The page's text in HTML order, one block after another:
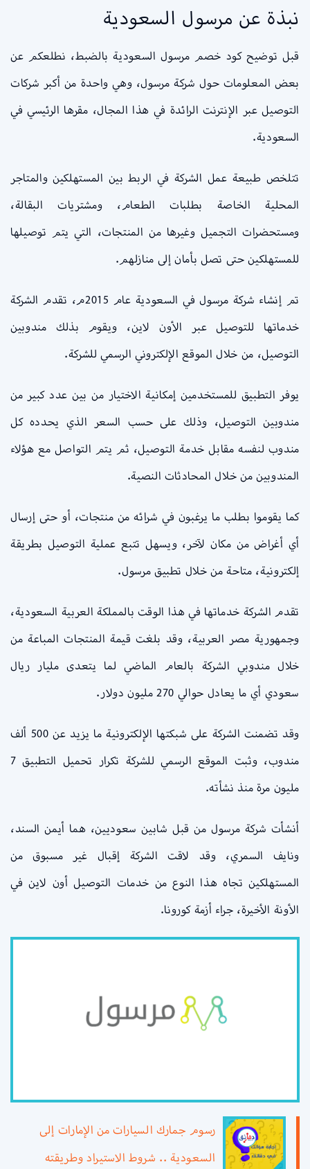
نبذة عن مرسول السعودية
قبل توضيح كود خصم مرسول السعودية بالضبط، نطلعكم عن
بعض المعلومات حول شركة مرسول، وهي واحدة من أكبر شركات
التوصيل عبر الإنترنت الرائدة في هذا المجال، مقرها الرئيسي في
السعودية.
تتلخص طبيعة عمل الشركة في الربط بين المستهلكين والمتاجر
المحلية الخاصة بطلبات الطعام، ومشتريات البقالة،
ومستحضرات التجميل وغيرها من المنتجات، التي يتم توصيلها
للمستهلكين حتى تصل بأمان إلى منازلهم.
تم إنشاء شركة مرسول في السعودية عام 2015م، تقدم الشركة
خدماتها للتوصيل عبر الأون لاين، ويقوم بذلك مندوبين
التوصيل، من خلال الموقع الإلكتروني الرسمي للشركة.
يوفر التطبيق للمستخدمين إمكانية الاختيار من بين عدد كبير من
مندوبين التوصيل، وذلك على حسب السعر الذي يحدده كل
مندوب لنفسه مقابل خدمة التوصيل، ثم يتم التواصل مع هؤلاء
المندوبين من خلال المحادثات النصية.
كما يقوموا بطلب ما يرغبون في شرائه من منتجات، أو حتى إرسال
أي أغراض من مكان لآخر، ويسهل تتبع عملية التوصيل بطريقة
إلكترونية، متاحة من خلال تطبيق مرسول.
تقدم الشركة خدماتها في هذا الوقت بالمملكة العربية السعودية،
وجمهورية مصر العربية، وقد بلغت قيمة المنتجات المباعة من
خلال مندوبي الشركة بالعام الماضي لما يتعدى مليار ريال
سعودي أي ما يعادل حوالي 270 مليون دولار.
وقد تضمنت الشركة على شبكتها الإلكترونية ما يزيد عن 500 ألف
مندوب، وثبت الموقع الرسمي للشركة تكرار تحميل التطبيق 7
مليون مرة منذ نشأته.
أنشأت شركة مرسول من قبل شابين سعوديين، هما أيمن السند،
ونايف السمري، وقد لاقت الشركة إقبال غير مسبوق من
المستهلكين تجاه هذا النوع من خدمات التوصيل أون لاين في
الأونة الأخيرة، جراء أزمة كورونا.
رسوم جمارك السيارات من الإمارات إلى
السعودية .. شروط الاستيراد وطريقته